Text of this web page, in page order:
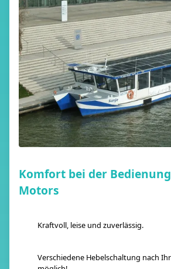
Komfort bei der
Motors
Kraftvoll, leise und zuverlässig.
Verschiedene Hebelschaltung nach